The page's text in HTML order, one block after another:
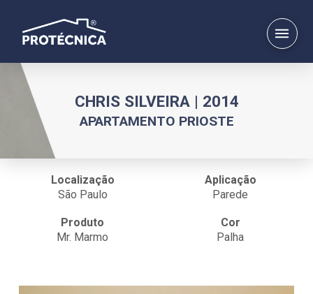
CHRIS SILVEIRA | 2014
APARTAMENTO PRIOSTE
Localização
São Paulo
Aplicação
Parede
Produto
Mr. Marmo
Cor
Palha